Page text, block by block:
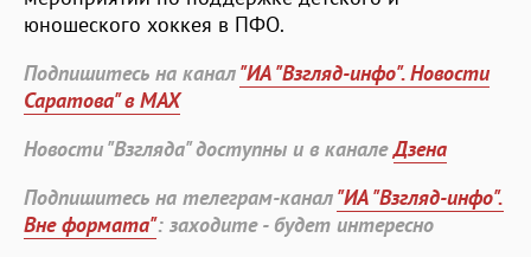
юношеского хоккея в ПФО.
Подпишитесь на канал"ИА "Взгляд-инфо". Новости
Саратова" в MAX
Новости "Взгляда" доступны и в каналеДзена
Подпишитесь на телеграм-канал"ИА "Взгляд-инфо".
Вне формата": заходите - будет интересно